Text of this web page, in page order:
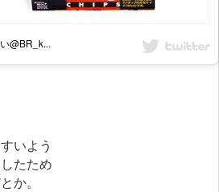
@BR_k...
いよう
たため
か。